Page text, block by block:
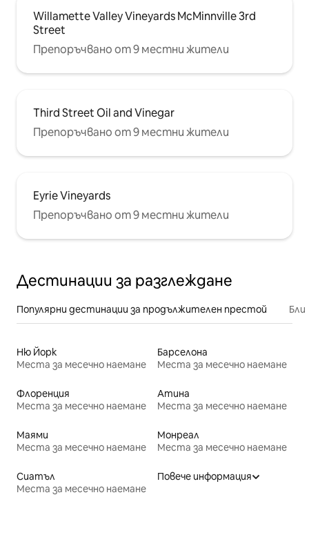
Willamette Valley Vineyards McMinnville 3rd
Street
Препоръчвано от 9 местни жители
Third Street Oil and Vinegar
Препоръчвано от 9 местни жители
Eyrie Vineyards
Препоръчвано от 9 местни жители
Дестинации за разглеждане
Популярни дестинации за продължителен престой
Ню Йорк
Места за месечно наемане
Барселона
Места за месечно наемане
Флоренция
Места за месечно наемане
Атина
Места за месечно наемане
Маями
Места за месечно наемане
Монреал
Места за месечно наемане
Сиатъл
Места за месечно наемане
Повече информация